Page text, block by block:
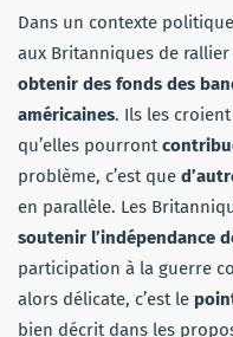
Dans un contexte
aux Britanniques de
obtenir des fonds des
américaines. Ils les
qu’elles pourront
problème, c’est que
en parallèle. Les
soutenir l’indépendance
participation à la guerre
alors délicate, c’est le
bien décrit dans les